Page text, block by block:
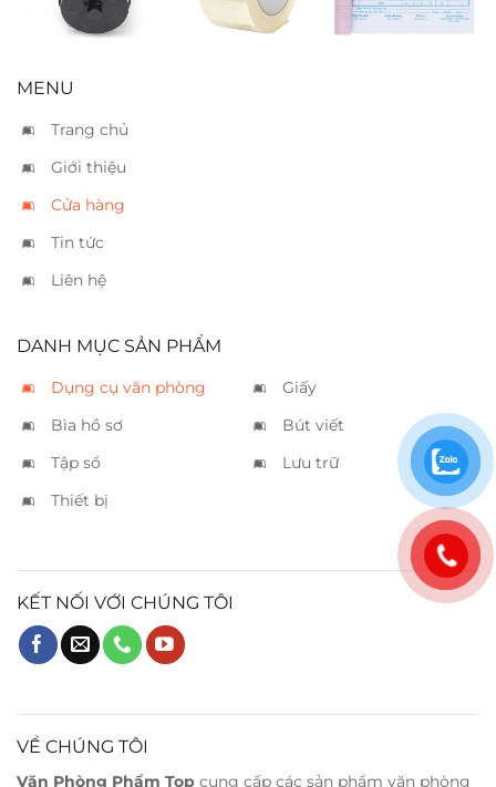
MENU
Trang chủ
Giới thiệu
Cửa hàng
Tin tức
Liên hệ
DANH MỤC SẢN PHẨM
Dụng cụ văn phòng
Giấy
Bìa hồ sơ
Bút viết
Tập sổ
Lưu trữ
Thiết bị
KẾT NỐI VỚI CHÚNG TÔI
VỀ CHÚNG TÔI
Văn Phòng Phẩm Top cung cấp các sản phẩm văn phòng